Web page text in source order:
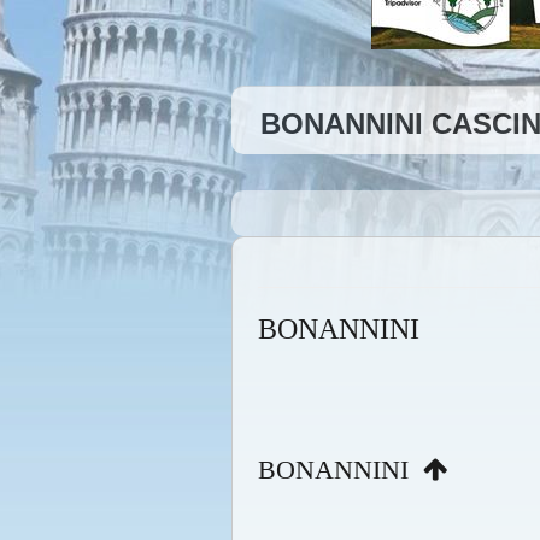
BONANNINI
BONANNINI
BONANNINI